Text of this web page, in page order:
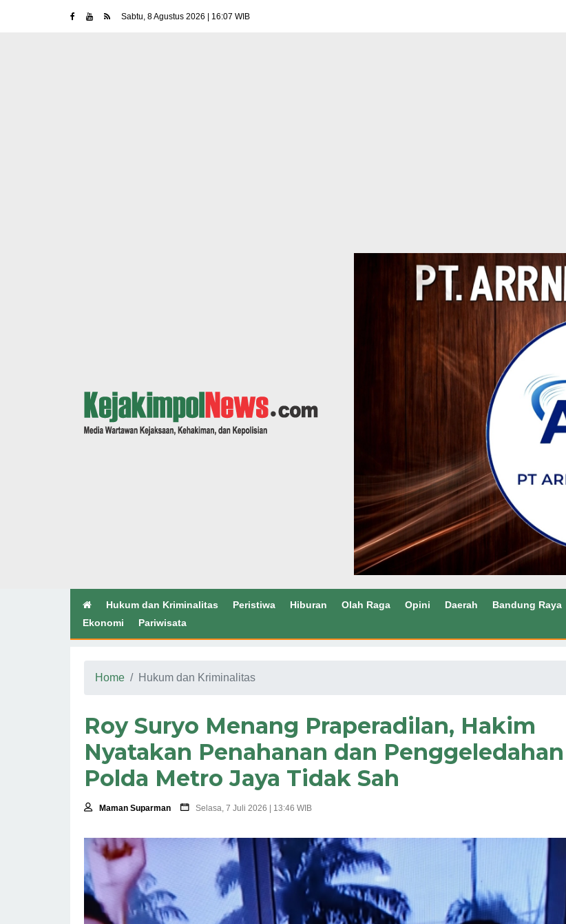
Sabtu, 8 Agustus 2026 | 16:07 WIB
Hukum dan Kriminalitas Peristiwa Hiburan Olah Raga Opini Daerah Bandung Raya
Ekonomi
Pariwisata
Home Hukum dan Kriminalitas
Roy Suryo Menang Praperadilan, Hakim
Nyatakan Penahanan dan Penggeledahan
Polda Metro Jaya Tidak Sah
Maman Suparman Selasa, 7 Juli 2026 | 13:46 WIB